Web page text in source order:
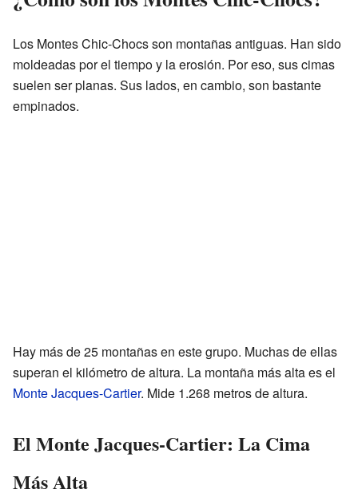
Los Montes Chic-Chocs son montañas antiguas. Han sido
moldeadas por el tiempo y la erosión. Por eso, sus cimas
suelen ser planas. Sus lados, en cambio, son bastante
empinados.
Hay más de 25 montañas en este grupo. Muchas de ellas
superan el kilómetro de altura. La montaña más alta es el
Monte Jacques-Cartier. Mide 1.268 metros de altura.
El Monte Jacques-Cartier: La Cima
Más Alta